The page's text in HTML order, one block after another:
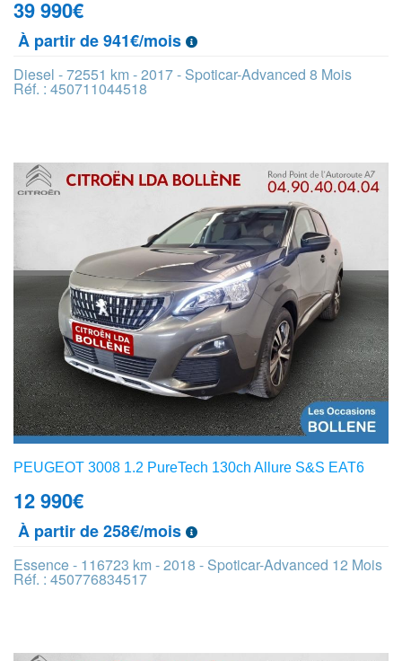
39 990€
À partir de 941€/mois
Diesel - 72551 km - 2017 - Spoticar-Advanced 8 Mois
Réf. : 450711044518
PEUGEOT 3008 1.2 PureTech 130ch Allure S&S EAT6
12 990€
À partir de 258€/mois
Essence - 116723 km - 2018 - Spoticar-Advanced 12 Mois
Réf. : 450776834517